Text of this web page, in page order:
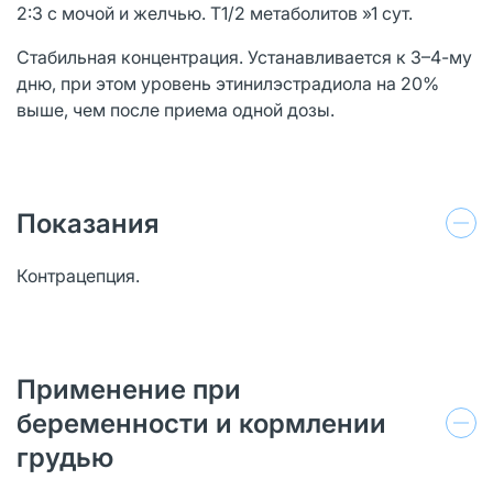
2:3 с мочой и желчью. T1/2 метаболитов »1 сут.
Стабильная концентрация. Устанавливается к 3–4-му
дню, при этом уровень этинилэстрадиола на 20%
выше, чем после приема одной дозы.
Показания
Контрацепция.
Применение при
беременности и кормлении
грудью